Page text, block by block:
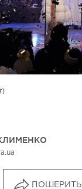
ПОШЕРИТЬ